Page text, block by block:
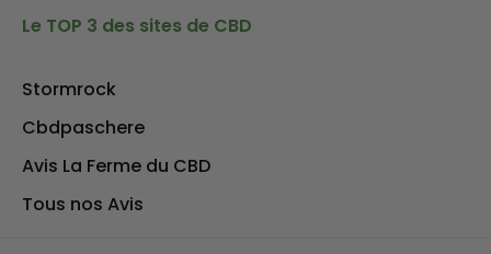
Le TOP 3 des sites de CBD
Stormrock
Cbdpaschere
Avis La Ferme du CBD
Tous nos Avis